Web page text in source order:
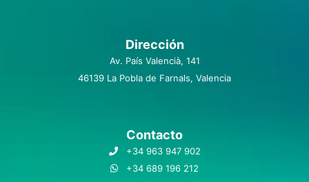
Dirección
Av. País Valencià, 141
46139 La Pobla de Farnals, Valencia
Contacto
+34 963 947 902
+34 689 196 212